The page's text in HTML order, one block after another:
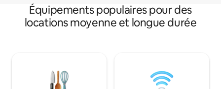
Équipements populaires pour des
locations moyenne et longue durée